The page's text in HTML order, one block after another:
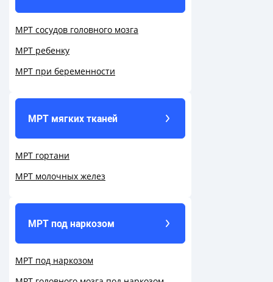
МРТ сосудов головного мозга
МРТ ребенку
МРТ при беременности
МРТ мягких тканей
МРТ гортани
МРТ молочных желез
МРТ под наркозом
МРТ под наркозом